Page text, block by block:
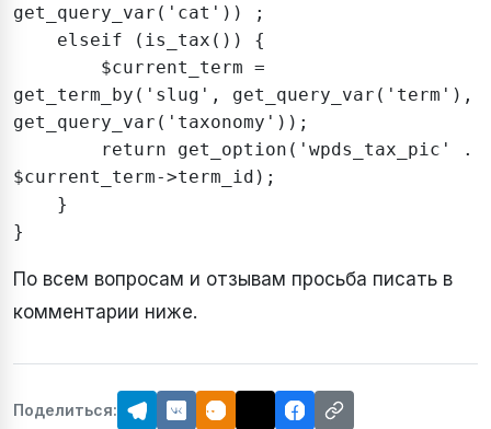
get_query_var('cat')) ;
get_term_by('slug', get_query_var('term'),
get_query_var('taxonomy'));
$current_term->term_id);
}
По всем вопросам и отзывам просьба писать в
комментарии ниже.
Поделиться: